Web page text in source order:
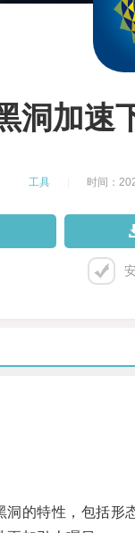
洞加速
工具 时间：
特性，包括形